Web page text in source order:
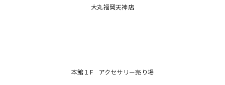
大丸福岡天神店
本館１F アクセサリー売り場